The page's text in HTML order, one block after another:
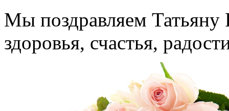
Мы поздравляем
здоровья, счастья,